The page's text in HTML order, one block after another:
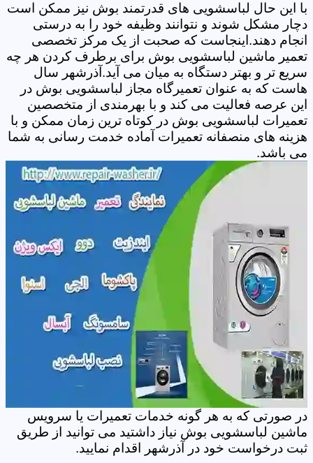
با این حال لباسشویی های قدرتمند بوش نیز ممکن است
دچار مشکل شوند و نتوانند وظیفه خود را به درستی
انجام دهند.اینجاست که صحبت از یک مرکز تخصصی
تعمیر ماشین لباسشویی بوش برای برطرف کردن هر چه
سریع تر و بهتر دستگاه به میان می آید.آذرشهر سال
هاست که به عنوان تعمیرگاه مجاز لباسشویی بوش در
این عرصه فعالیت می کند و با بهرمندی از متخصصین
تعمیرات لباسشویی بوش در کوتاه ترین زمان ممکن و با
هزینه های منصفانه تعمیرات آماده خدمت رسانی به شما
می باشد.
در صورتی که به هر گونه خدمات تعمیرات یا سرویس
ماشین لباسشویی بوش نیاز داشتید می توانید از طریق
ثبت درخواست خود در آذرشهر اقدام نمایید.